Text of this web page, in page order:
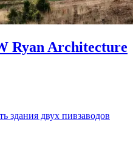
Ryan Architecture
здания двух пивзаводов